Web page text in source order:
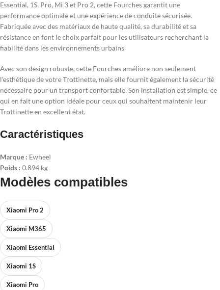
Essential, 1S, Pro, Mi 3 et Pro 2, cette Fourches garantit une
performance optimale et une expérience de conduite sécurisée.
Fabriquée avec des matériaux de haute qualité, sa durabilité et sa
résistance en font le choix parfait pour les utilisateurs recherchant la
fiabilité dans les environnements urbains.
Avec son design robuste, cette Fourches améliore non seulement
l'esthétique de votre Trottinette, mais elle fournit également la sécurité
nécessaire pour un transport confortable. Son installation est simple, ce
qui en fait une option idéale pour ceux qui souhaitent maintenir leur
Trottinette en excellent état.
Caractéristiques
Marque : Ewheel
Poids : 0.894 kg
Modèles compatibles
Xiaomi Pro 2
Xiaomi M365
Xiaomi Essential
Xiaomi 1S
Xiaomi Pro